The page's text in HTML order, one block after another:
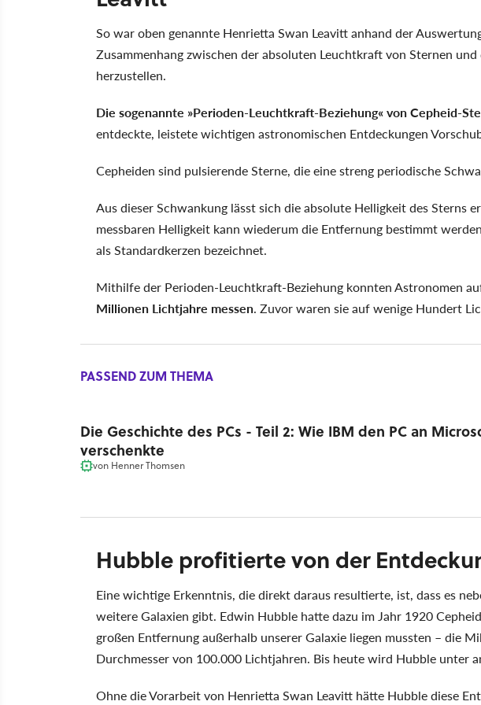
So war oben genannte Henrietta Swan Leavitt anhand der
Zusammenhang zwischen der absoluten Leuchtkraft von Sternen
herzustellen.
Die sogenannte Perioden-Leuchtkraft-Beziehung von Cepheid-
entdeckte, leistete wichtigen astronomischen Entdeckungen
Cepheiden sind pulsierende Sterne, die eine streng periodische
Aus dieser Schwankung lässt sich die absolute Helligkeit des Sterns
messbaren Helligkeit kann wiederum die Entfernung bestimmt
als Standardkerzen bezeichnet.
Mithilfe der Perioden-Leuchtkraft-Beziehung konnten Astronomen
Millionen Lichtjahre messen. Zuvor waren sie auf wenige Hundert
PASSEND ZUM THEMA
Die Geschichte des PCs - Teil 2: Wie IBM den PC an
verschenkte
von Henner Thomsen
Hubble profitierte von der
Eine wichtige Erkenntnis, die direkt daraus resultierte, ist, dass es
weitere Galaxien gibt. Edwin Hubble hatte dazu im Jahr 1920
großen Entfernung außerhalb unserer Galaxie liegen mussten – die
Durchmesser von 100.000 Lichtjahren. Bis heute wird Hubble unter
Ohne die Vorarbeit von Henrietta Swan Leavitt hätte Hubble diese